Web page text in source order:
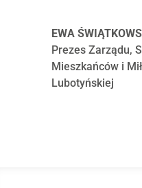
EWA
Prezes Zarządu,
Mieszkańców i
Lubotyńskiej